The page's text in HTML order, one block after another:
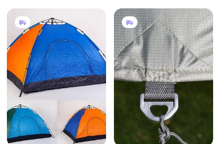
сеткой